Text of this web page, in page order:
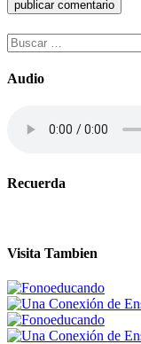
Buscar:
Audio
Recuerda
Visita Tambien